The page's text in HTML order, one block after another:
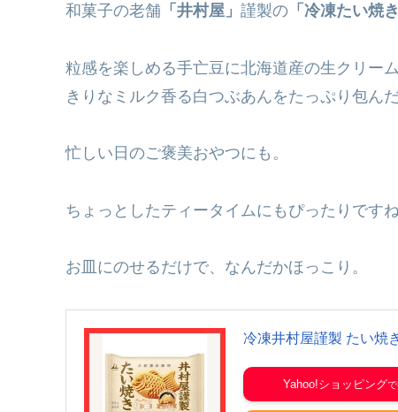
和菓子の老舗 「井村屋」 謹製の 「冷凍たい焼
粒感を楽しめる手亡豆に北海道産の生クリー
きりなミルク香る白つぶあんをたっぷり包ん
忙しい日のご褒美おやつにも。
ちょっとしたティータイムにもぴったりですね
お皿にのせるだけで、なんだかほっこり。
冷凍井村屋謹製 たい焼
Yahoo!ショッピング